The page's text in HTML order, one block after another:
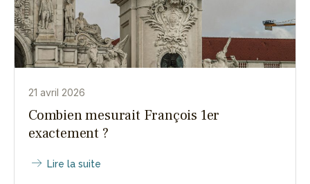
21 avril 2026
Combien mesurait François 1er
exactement ?
Lire la suite